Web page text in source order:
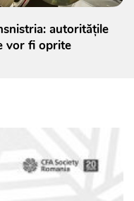
autoritățile
vor fi oprite